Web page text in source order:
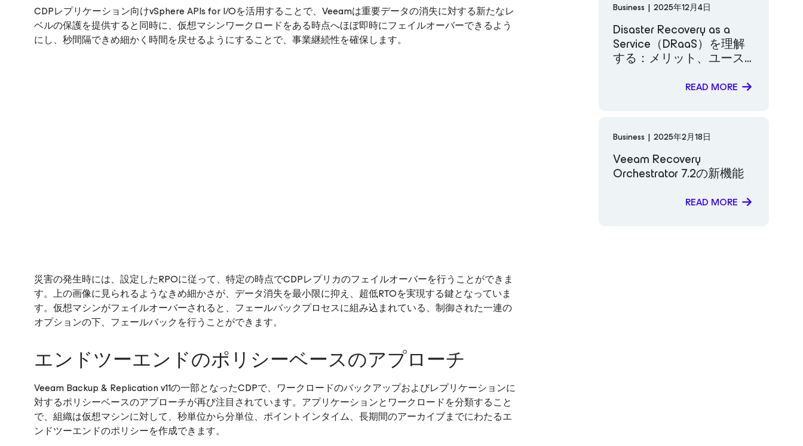
CDPレプリケーション向けvSphere APIs for I/Oを活用することで、Veeamは重要データの消失に対する新たなレ
ベルの保護を提供すると同時に、仮想マシンワークロードをある時点へほぼ即時にフェイルオーバーできるよう
にし、秒間隔できめ細かく時間を戻せるようにすることで、事業継続性を確保します。
災害の発生時には、設定したRPOに従って、特定の時点でCDPレプリカのフェイルオーバーを行うことができま
す。上の画像に見られるようなきめ細かさが、データ消失を最小限に抑え、超低RTOを実現する鍵となっていま
す。仮想マシンがフェイルオーバーされると、フェールバックプロセスに組み込まれている、制御された一連の
オプションの下、フェールバックを行うことができます。
エンドツーエンドのポリシーベースのアプローチ
Veeam Backup & Replication v11の一部となったCDPで、ワークロードのバックアップおよびレプリケーションに
対するポリシーベースのアプローチが再び注目されています。アプリケーションとワークロードを分類すること
で、組織は仮想マシンに対して、秒単位から分単位、ポイントインタイム、長期間のアーカイブまでにわたるエ
ンドツーエンドのポリシーを作成できます。
Business | 2025年12月4日
Disaster Recovery as a
Service（DRaaS）を理解
する：メリット、ユース
READ MORE
Business | 2025年2月18日
Veeam Recovery
Orchestrator 7.2の新機能
READ MORE